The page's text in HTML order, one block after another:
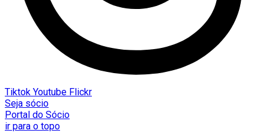
Tiktok Youtube Flickr
Seja sócio
Portal do Sócio
ir para o topo